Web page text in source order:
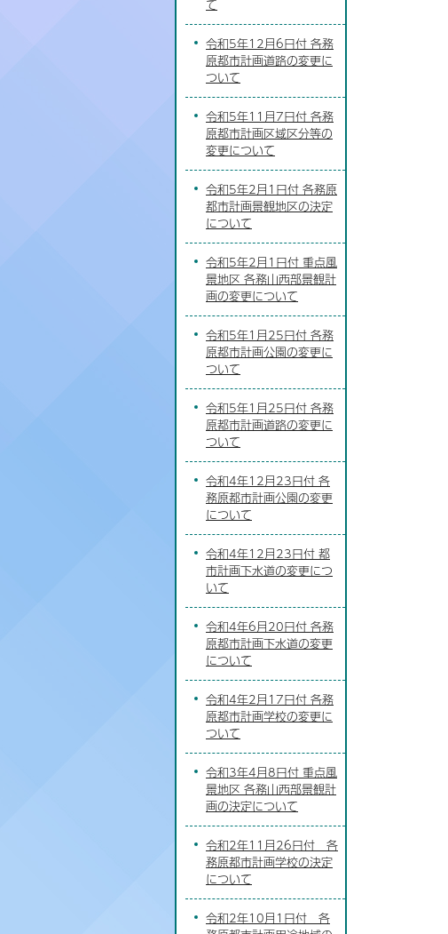
て
令和5年12月6日付 各務
原都市計画道路の変更に
ついて
令和5年11月7日付 各務
原都市計画区域区分等の
変更について
令和5年2月1日付 各務原
都市計画景観地区の決定
について
令和5年2月1日付 重点風
景地区 各務山西部景観計
画の変更について
令和5年1月25日付 各務
原都市計画公園の変更に
ついて
令和5年1月25日付 各務
原都市計画道路の変更に
ついて
令和4年12月23日付 各
務原都市計画公園の変更
について
令和4年12月23日付 都
市計画下水道の変更につ
いて
令和4年6月20日付 各務
原都市計画下水道の変更
について
令和4年2月17日付 各務
原都市計画学校の変更に
ついて
令和3年4月8日付 重点風
景地区 各務山西部景観計
画の決定について
令和2年11月26日付 各
務原都市計画学校の決定
について
令和2年10月1日付 各